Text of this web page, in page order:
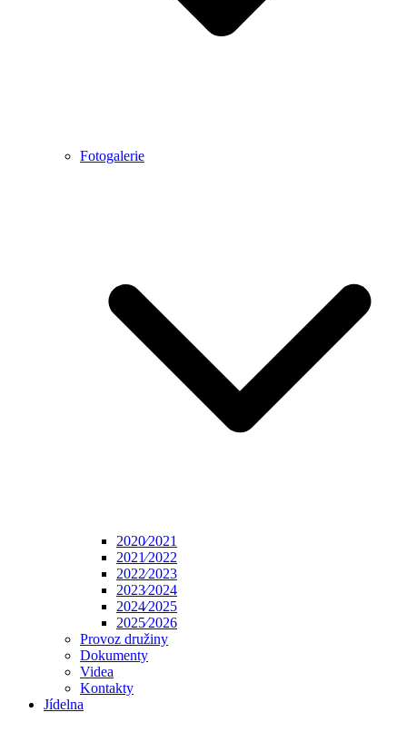
Fotogalerie
2020⁄2021
2021⁄2022
2022⁄2023
2023⁄2024
2024⁄2025
2025⁄2026
Provoz družiny
Dokumenty
Videa
Kontakty
Jídelna